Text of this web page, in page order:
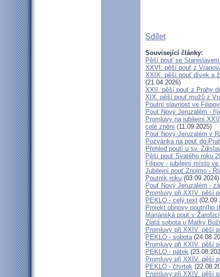
Sdílet
Související články:
Pěší pouť se
XXVI. pěší pouť z
XXIX. pěší pouť dívek a
(21.04.2026)
XXII. pěší pouť z Prahy
XIX. pěší pouť mužů z
Poutní slavnost ve
Pouť Nový Jeruzalém -
Promluvy na jubilejní
celé znění (11.09.2025)
Pouť Nový Jeruzalém v
Pozvánka na pouť do
Přehled poutí u sv.
Pěší pouť Svatého roku
Filipov - jubilejní místo
Jubilejní pouť Znojmo -
Poutník roku (03.09.2024)
Pouť Nový Jeruzalém -
Promluvy při XXIV. pěší
PEKLO - celý text
Projekt obnovy poutního
Mariánská pouť v
Zlatá sobota u Matky
Promluvy při XXIV. pěší
PEKLO - sobota
Promluvy při XXIV. pěší
PEKLO - pátek
Promluvy při XXIV. pěší
PEKLO - čtvrtek
Promluvy při XXIV. pěší